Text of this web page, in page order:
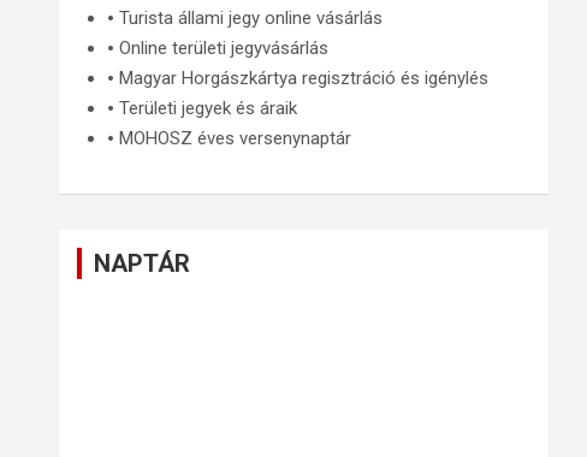
🞄Turista állami jegy online vásárlás
🞄Online területi jegyvásárlás
🞄Magyar Horgászkártya regisztráció és igénylés
🞄Területi jegyek és áraik
🞄MOHOSZ éves versenynaptár
NAPTÁR